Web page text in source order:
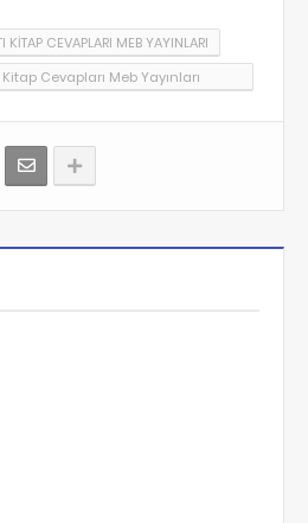
KİTAP CEVAPLARI MEB YAYINLARI
Kitap Cevapları Meb Yayınları